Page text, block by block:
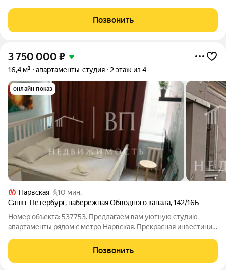
Элитный клубный дом строится в сердце Санкт-Петербурга, в
двух шагах от Троицкого Собора,
Позвонить
3 750 000 ₽
16,4 м² апартаменты-студия 2 этаж из 4
онлайн показ
Нарвская
10 мин.
Санкт-Петербург, набережная Обводного канала,142/16Б
Номер объекта: 537753. Предлагаем вам уютную студию-
апартаменты рядом с метро Нарвская. Прекрасная инвестиция
города рядом! Кругом исторические здания,вид на
набережную Обводного канала,культурный
Позвонить